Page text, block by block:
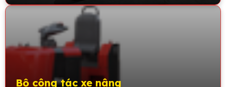
Bộ công tác xe nâng